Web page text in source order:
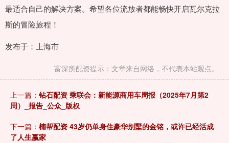
最适合自己的解决方案。希望各位流放者都能畅快开启瓦尔克拉
斯的冒险旅程！
发布于：上海市
富深所配资提示：文章来自网络，不代表本站观点。
上一篇： 钻石配资 乘联会：新能源商用车周报（2025年7月第2
周）_报告_公众_版权
下一篇： 楠帮配资 43岁仍单身住豪华别墅的金铭，或许已经活成
了人生赢家